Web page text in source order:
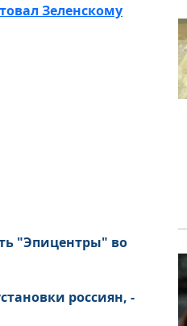
Зеленскому
"Эпицентры" во
россиян, -